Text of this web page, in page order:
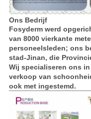
Ons Bedrijf
Fosyderm werd
van 8000 vierkante
personeelsleden; ons
stad-Jinan, die
Wij specialiseren ons
verkoop van
ook met ingestemd.